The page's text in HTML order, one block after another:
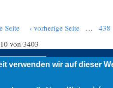
Seite ‹ vorherige Seite … 438
von 3403
Impressum
verwenden wir auf dieser